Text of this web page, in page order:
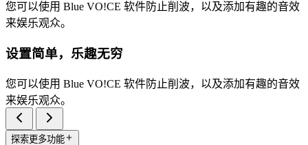
您可以使用 Blue VO!CE 软件防止削波，以及添加有趣的音效
来娱乐观众。
设置简单，乐趣无穷
您可以使用 Blue VO!CE 软件防止削波，以及添加有趣的音效
来娱乐观众。
探索更多功能